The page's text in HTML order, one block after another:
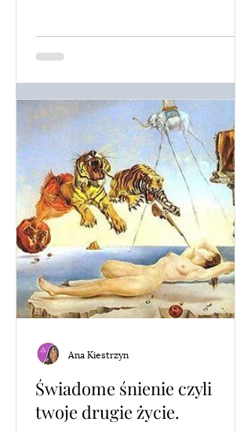
Świadome śnienie czyli
twoje drugie życie.
Ana Kiestrzyn